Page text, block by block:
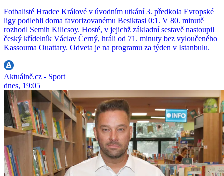
Fotbalisté Hradce Králové v úvodním utkání 3. předkola Evropské
ligy podlehli doma favorizovanému Besiktasi 0:1. V 80. minutě
rozhodl Semih Kilicsoy. Hosté, v jejichž základní sestavě nastoupil
český křídelník Václav Černý, hráli od 71. minuty bez vyloučeného
Kassouma Ouattary. Odveta je na programu za týden v Istanbulu.
Aktuálně.cz - Sport
dnes, 19:05